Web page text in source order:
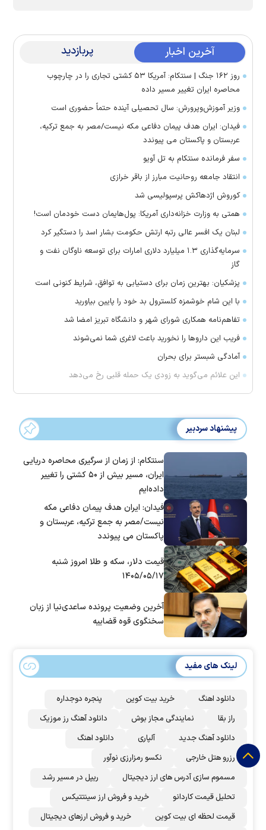
آخرین اخبار پربازدید
روز ۱۶۲ جنگ | سنتکام: آمریکا ۵۳ کشتی تجاری را در چارچوب
محاصره ایران تغییر مسیر داده
وزیر آموزش‌وپرورش: سال تحصیلی آینده حتماً حضوری است
فیدان: ایران هدف پیمان دفاعی مکه نیست/مصر به جمع ترکیه،
عربستان و پاکستان می پیوندد
سفر فرمانده سنتکام به تل آویو
انتقاد جامعه روحانیت مبارز از باقر خرازی
کوروش اژدهاکش پرسپولیسی شد
همتی به وزارت خزانه‌داری آمریکا: پول‌هایمان دست خودمان است!
لبنان یک افسر عالی رتبه ارتش حکومت بشار اسد را دستگیر کرد
سرمایه‌گذاری ۱.۳ میلیارد دلاری امارات برای توسعه ناوگان نفت و
گاز
پزشکیان: بهترین زمان برای دستیابی به توافق، شرایط کنونی است
با این شام خوشمزه کلسترول بد خود را پایین بیاورید
تفاهم‌نامه همکاری شورای شهر و دانشگاه تبریز امضا شد
فریب این دارو‌ها را نخورید باعث لاغری شما نمی‌شوند
آمادگی شبستر برای بحران
این علائم می‌گوید به زودی یک حمله قلبی رخ می‌دهد
پیشنهاد سردبیر
سنتکام: از زمان از سرگیری محاصره دریایی
ایران، مسیر بیش از ۵۰ کشتی را تغییر
داده‌ایم
فیدان: ایران هدف پیمان دفاعی مکه
نیست/مصر به جمع ترکیه، عربستان و
پاکستان می پیوندد
قیمت دلار، سکه و طلا امروز شنبه
۱۴۰۵/۰۵/۱۷
آخرین وضعیت پرونده ساعدی‌نیا از زبان
سخنگوی قوه قضاییه
لینک های مفید
دانلود اهنگ خرید بیت کوین
پنجره دوجداره
راز بقا
نمایندگی مجاز بوش
دانلود آهنگ رز‌ موزیک
دانلود آهنگ جدید
آلپاری
دانلود اهنگ
رزرو هتل خارجی
نکسو رمزارزی نوآور
مسموم سازی آدرس های ارز دیجیتال
ریپل در مسیر رشد
تحلیل قیمت کاردانو
خرید و فروش ارز سینتتیکس
قیمت لحظه ای بیت کوین
خرید و فروش ارزهای دیجیتال